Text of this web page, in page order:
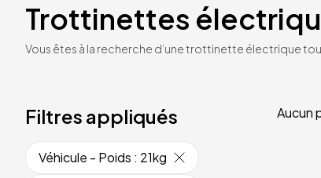
Trottinettes
Vous êtes à la recherche d’une trottinette électrique
Filtres appliqués
Véhicule - Poids : 21kg
Aucun